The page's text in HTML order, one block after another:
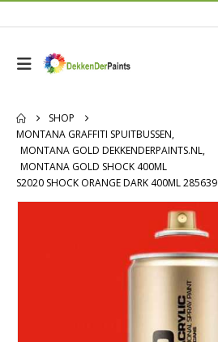
SHOP
MONTANA GRAFFITI SPUITBUSSEN,
MONTANA GOLD DEKKENDERPAINTS.NL,
MONTANA GOLD SHOCK 400ML
S2020 SHOCK ORANGE DARK 400ML 285639